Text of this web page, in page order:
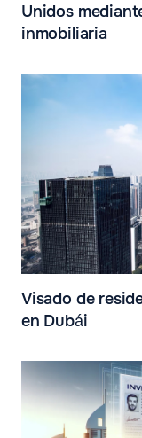
Unidos
inmobiliaria
Visado de
en Dubái